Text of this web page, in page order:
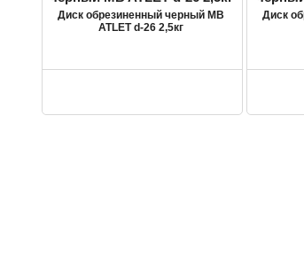
Диск обрезиненный черный MB
ATLET d-26 2,5кг
Диск